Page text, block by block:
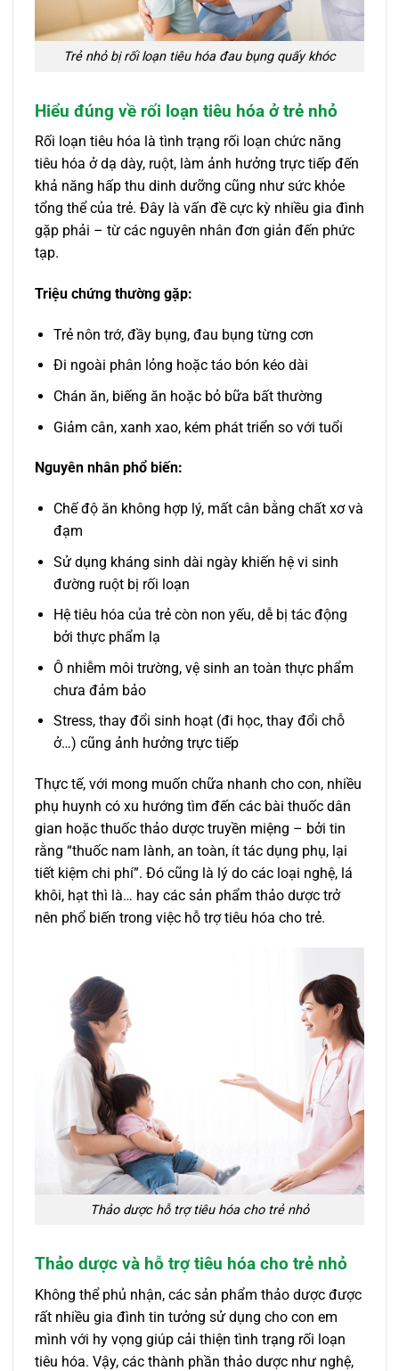
Trẻ nhỏ bị rối loạn tiêu hóa đau bụng quấy khóc
Hiểu đúng về rối loạn tiêu hóa ở trẻ nhỏ
Rối loạn tiêu hóa là tình trạng rối loạn chức năng
tiêu hóa ở dạ dày, ruột, làm ảnh hưởng trực tiếp đến
khả năng hấp thu dinh dưỡng cũng như sức khỏe
tổng thể của trẻ. Đây là vấn đề cực kỳ nhiều gia đình
gặp phải – từ các nguyên nhân đơn giản đến phức
tạp.
Triệu chứng thường gặp:
Trẻ nôn trớ, đầy bụng, đau bụng từng cơn
Đi ngoài phân lỏng hoặc táo bón kéo dài
Chán ăn, biếng ăn hoặc bỏ bữa bất thường
Giảm cân, xanh xao, kém phát triển so với tuổi
Nguyên nhân phổ biến:
Chế độ ăn không hợp lý, mất cân bằng chất xơ và
đạm
Sử dụng kháng sinh dài ngày khiến hệ vi sinh
đường ruột bị rối loạn
Hệ tiêu hóa của trẻ còn non yếu, dễ bị tác động
bởi thực phẩm lạ
Ô nhiễm môi trường, vệ sinh an toàn thực phẩm
chưa đảm bảo
Stress, thay đổi sinh hoạt (đi học, thay đổi chỗ
ở…) cũng ảnh hưởng trực tiếp
Thực tế, với mong muốn chữa nhanh cho con, nhiều
phụ huynh có xu hướng tìm đến các bài thuốc dân
gian hoặc thuốc thảo dược truyền miệng – bởi tin
rằng “thuốc nam lành, an toàn, ít tác dụng phụ, lại
tiết kiệm chi phí”. Đó cũng là lý do các loại nghệ, lá
khôi, hạt thì là… hay các sản phẩm thảo dược trở
nên phổ biến trong việc hỗ trợ tiêu hóa cho trẻ.
Thảo dược hỗ trợ tiêu hóa cho trẻ nhỏ
Thảo dược và hỗ trợ tiêu hóa cho trẻ nhỏ
Không thể phủ nhận, các sản phẩm thảo dược được
rất nhiều gia đình tin tưởng sử dụng cho con em
mình với hy vọng giúp cải thiện tình trạng rối loạn
tiêu hóa. Vậy, các thành phần thảo dược như nghệ,